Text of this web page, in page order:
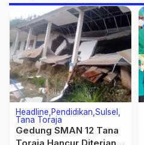
Headline Pendidikan Sulsel
Tana Toraja
Gedung SMAN 12 Tana